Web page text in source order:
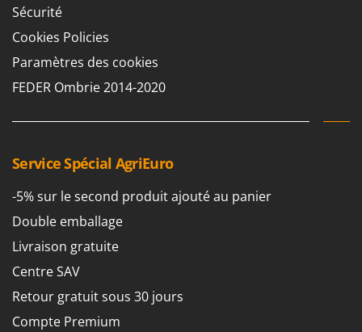
Sécurité
Cookies Policies
Paramètres des cookies
FEDER Ombrie 2014-2020
Service Spécial AgriEuro
-5% sur le second produit ajouté au panier
Double emballage
Livraison gratuite
Centre SAV
Retour gratuit sous 30 jours
Compte Premium